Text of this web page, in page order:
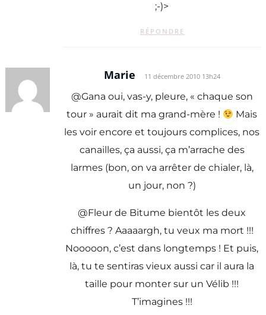
;-)>
RÉPONDRE
Marie 11 décembre 2010 13h24
@Gana oui, vas-y, pleure, « chaque son
tour » aurait dit ma grand-mère !
Mais
les voir encore et toujours complices, nos
canailles, ça aussi, ça m’arrache des
larmes (bon, on va arrêter de chialer, là,
un jour, non ?)
@Fleur de Bitume bientôt les deux
chiffres ? Aaaaargh, tu veux ma mort !!!
Nooooon, c’est dans longtemps ! Et puis,
là, tu te sentiras vieux aussi car il aura la
taille pour monter sur un Vélib !!!
T’imagines !!!